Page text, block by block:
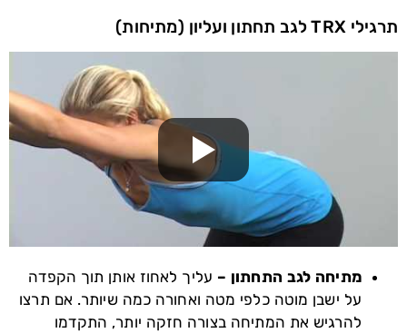
תרגילי TRX לגב תחתון ועליון (מתיחות)
מתיחה לגב התחתון – עליך לאחוז אותן תוך הקפדה
על ישבן מוטה כלפי מטה ואחורה כמה שיותר. אם תרצו
להרגיש את המתיחה בצורה חזקה יותר, התקדמו